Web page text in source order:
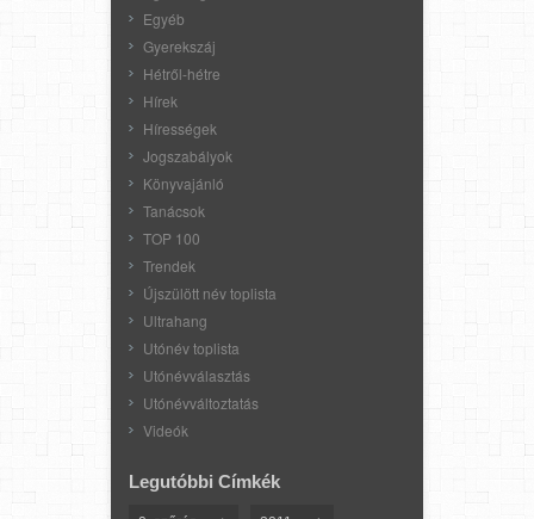
Egyéb
Gyerekszáj
Hétről-hétre
Hírek
Hírességek
Jogszabályok
Könyvajánló
Tanácsok
TOP 100
Trendek
Újszülött név toplista
Ultrahang
Utónév toplista
Utónévválasztás
Utónévváltoztatás
Videók
Legutóbbi Címkék